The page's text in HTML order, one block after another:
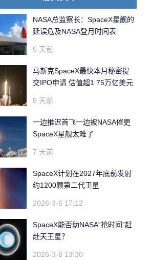
NASA总监察长：SpaceX星舰的
延误危及NASA登月时间表
5 天前
马斯克SpaceX最快本月秘密提
交IPO申请 估值超1.75万亿美元
5 天前
一边推迟首飞一边被NASA催更
SpaceX星舰太难了
7 天前
SpaceX计划在2027年底前发射
约1200颗第二代卫星
2026-3-6 17:12
SpaceX能否助NASA“抢时间”赶
赴天王星？
2026-3-6 13:30